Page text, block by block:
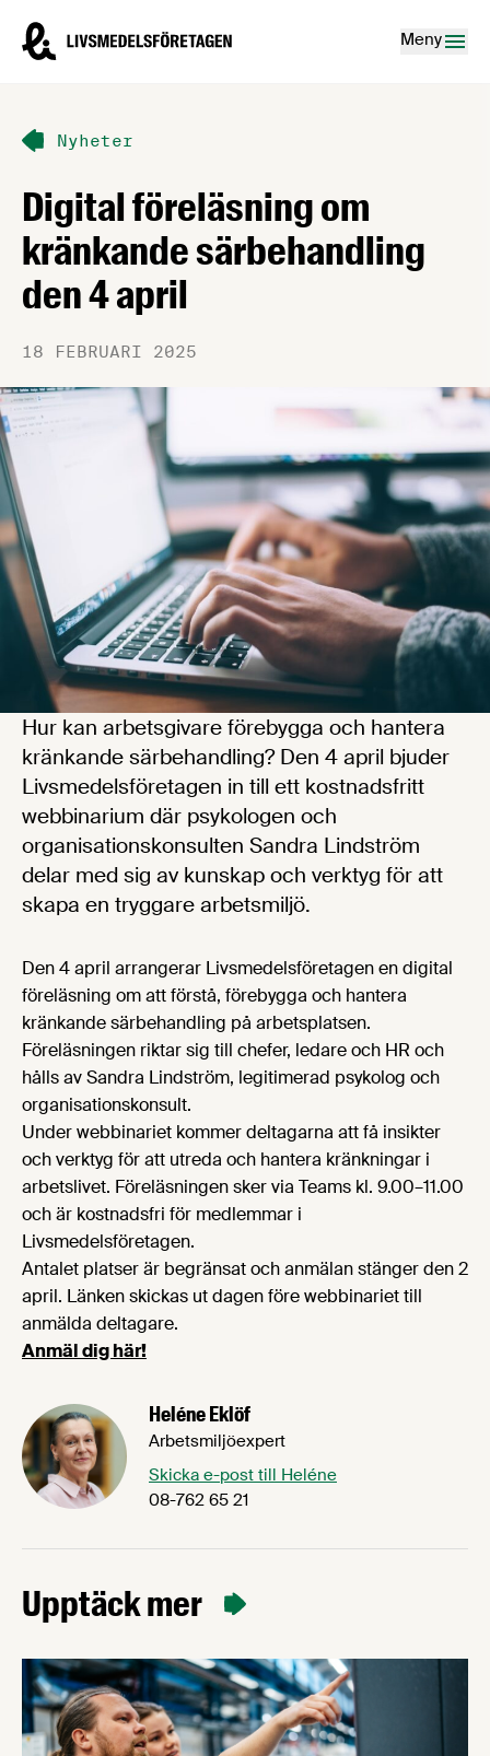
Livsmedelsföretagen – till startsidan
Meny
Nyheter
Digital föreläsning om
kränkande särbehandling
den 4 april
18 FEBRUARI 2025
Hur kan arbetsgivare förebygga och hantera
kränkande särbehandling? Den 4 april bjuder
Livsmedelsföretagen in till ett kostnadsfritt
webbinarium där psykologen och
organisationskonsulten Sandra Lindström
delar med sig av kunskap och verktyg för att
skapa en tryggare arbetsmiljö.
Den 4 april arrangerar Livsmedelsföretagen en digital
föreläsning om att förstå, förebygga och hantera
kränkande särbehandling på arbetsplatsen.
Föreläsningen riktar sig till chefer, ledare och HR och
hålls av Sandra Lindström, legitimerad psykolog och
organisationskonsult.
Under webbinariet kommer deltagarna att få insikter
och verktyg för att utreda och hantera kränkningar i
arbetslivet. Föreläsningen sker via Teams kl. 9.00–11.00
och är kostnadsfri för medlemmar i
Livsmedelsföretagen.
Antalet platser är begränsat och anmälan stänger den 2
april. Länken skickas ut dagen före webbinariet till
anmälda deltagare.
Anmäl dig här!
Heléne Eklöf
Arbetsmiljöexpert
Skicka e-post till Heléne
08-762 65 21
Upptäck mer